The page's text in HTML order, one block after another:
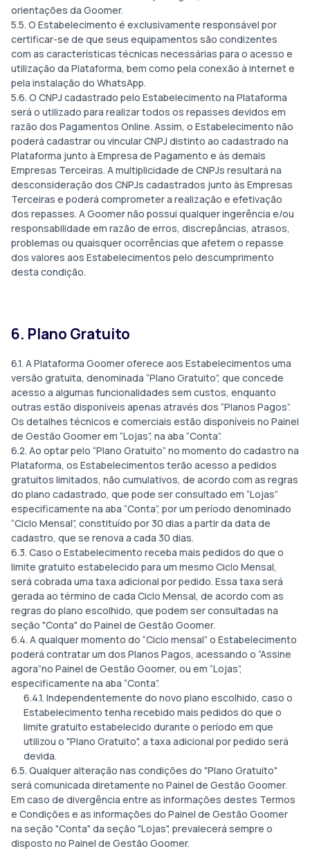
orientações da Goomer.
5.5. O Estabelecimento é exclusivamente responsável por
certificar-se de que seus equipamentos são condizentes
com as características técnicas necessárias para o acesso e
utilização da Plataforma, bem como pela conexão à internet e
pela instalação do WhatsApp.
5.6. O CNPJ cadastrado pelo Estabelecimento na Plataforma
será o utilizado para realizar todos os repasses devidos em
razão dos Pagamentos Online. Assim, o Estabelecimento não
poderá cadastrar ou vincular CNPJ distinto ao cadastrado na
Plataforma junto à Empresa de Pagamento e às demais
Empresas Terceiras. A multiplicidade de CNPJs resultará na
desconsideração dos CNPJs cadastrados junto às Empresas
Terceiras e poderá comprometer a realização e efetivação
dos repasses. A Goomer não possui qualquer ingerência e/ou
responsabilidade em razão de erros, discrepâncias, atrasos,
problemas ou quaisquer ocorrências que afetem o repasse
dos valores aos Estabelecimentos pelo descumprimento
desta condição.
6. Plano Gratuito
6.1. A Plataforma Goomer oferece aos Estabelecimentos uma
versão gratuita, denominada “Plano Gratuito”, que concede
acesso a algumas funcionalidades sem custos, enquanto
outras estão disponíveis apenas através dos “Planos Pagos”.
Os detalhes técnicos e comerciais estão disponíveis no Painel
de Gestão Goomer em “Lojas”, na aba “Conta”.
6.2. Ao optar pelo “Plano Gratuito” no momento do cadastro na
Plataforma, os Estabelecimentos terão acesso a pedidos
gratuitos limitados, não cumulativos, de acordo com as regras
do plano cadastrado, que pode ser consultado em “Lojas”
especificamente na aba “Conta”, por um período denominado
“Ciclo Mensal”, constituído por 30 dias a partir da data de
cadastro, que se renova a cada 30 dias.
6.3. Caso o Estabelecimento receba mais pedidos do que o
limite gratuito estabelecido para um mesmo Ciclo Mensal,
será cobrada uma taxa adicional por pedido. Essa taxa será
gerada ao término de cada Ciclo Mensal, de acordo com as
regras do plano escolhido, que podem ser consultadas na
seção "Conta" do Painel de Gestão Goomer.
6.4. A qualquer momento do “Ciclo mensal” o Estabelecimento
poderá contratar um dos Planos Pagos, acessando o “Assine
agora”no Painel de Gestão Goomer, ou em “Lojas”,
especificamente na aba “Conta”.
6.4.1. Independentemente do novo plano escolhido, caso o
Estabelecimento tenha recebido mais pedidos do que o
limite gratuito estabelecido durante o período em que
utilizou o "Plano Gratuito", a taxa adicional por pedido será
devida.
6.5. Qualquer alteração nas condições do "Plano Gratuito"
será comunicada diretamente no Painel de Gestão Goomer.
Em caso de divergência entre as informações destes Termos
e Condições e as informações do Painel de Gestão Goomer
na seção "Conta" da seção "Lojas", prevalecerá sempre o
disposto no Painel de Gestão Goomer.